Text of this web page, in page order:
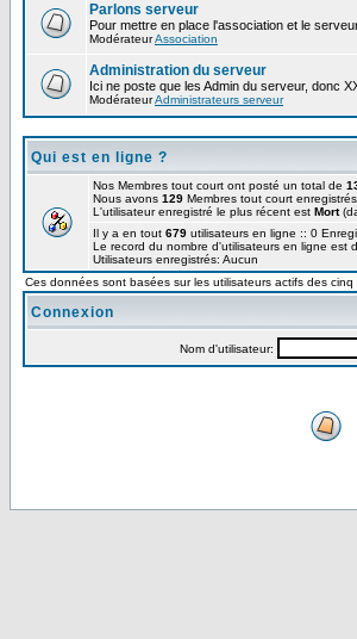
Parlons serveur
Pour mettre en place l'association et le
ModérateurAssociation
Administration du serveur
Ici ne poste que les Admin du serveur, donc
ModérateurAdministrateurs serveur
Qui est en ligne ?
Nos Membres tout court ont posté un total de
Nous avons 129 Membres tout court enregistrés
L'utilisateur enregistré le plus récent est Mort
Il y a en tout 679 utilisateurs en ligne :: 0
Le record du nombre d'utilisateurs en ligne est
Utilisateurs enregistrés: Aucun
Ces données sont basées sur les utilisateurs actifs des cinq
Connexion
Nom d'utilisateur: